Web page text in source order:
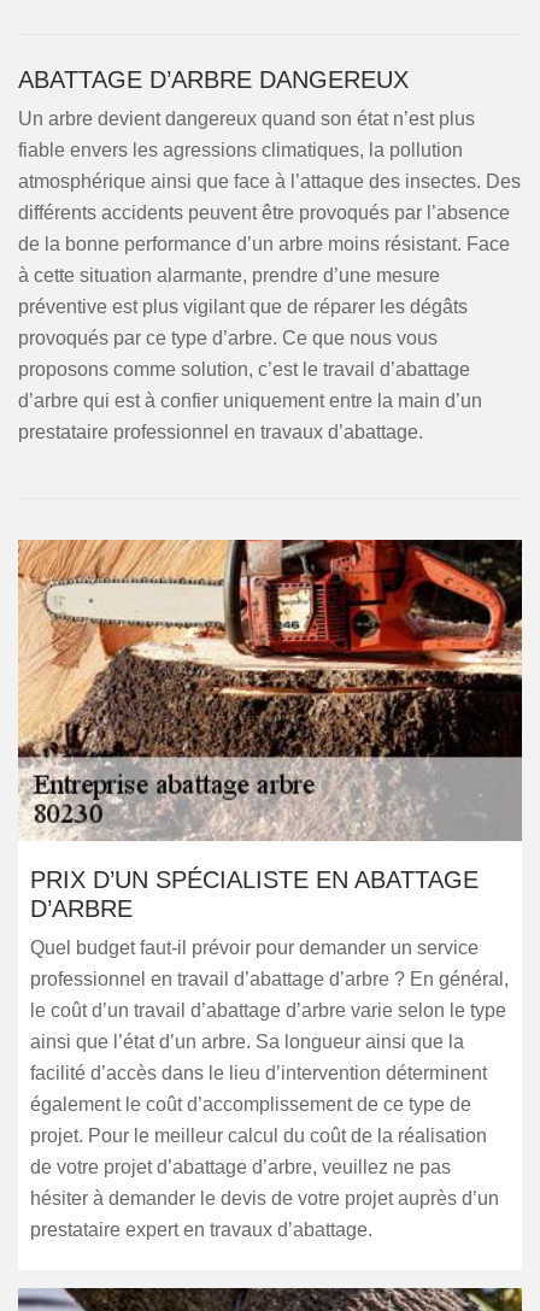
ABATTAGE D’ARBRE DANGEREUX
Un arbre devient dangereux quand son état n’est plus
fiable envers les agressions climatiques, la pollution
atmosphérique ainsi que face à l’attaque des insectes. Des
différents accidents peuvent être provoqués par l’absence
de la bonne performance d’un arbre moins résistant. Face
à cette situation alarmante, prendre d’une mesure
préventive est plus vigilant que de réparer les dégâts
provoqués par ce type d’arbre. Ce que nous vous
proposons comme solution, c’est le travail d’abattage
d’arbre qui est à confier uniquement entre la main d’un
prestataire professionnel en travaux d’abattage.
PRIX D’UN SPÉCIALISTE EN ABATTAGE
D’ARBRE
Quel budget faut-il prévoir pour demander un service
professionnel en travail d’abattage d’arbre ? En général,
le coût d’un travail d’abattage d’arbre varie selon le type
ainsi que l’état d’un arbre. Sa longueur ainsi que la
facilité d’accès dans le lieu d’intervention déterminent
également le coût d’accomplissement de ce type de
projet. Pour le meilleur calcul du coût de la réalisation
de votre projet d’abattage d’arbre, veuillez ne pas
hésiter à demander le devis de votre projet auprès d’un
prestataire expert en travaux d’abattage.